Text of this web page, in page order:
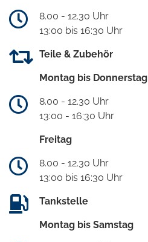
8.00 - 12.30 Uhr
13:00 bis 16:30 Uhr
Teile & Zubehör
Montag bis Donnerstag
8.00 - 12.30 Uhr
13:00 - 16:30 Uhr
Freitag
8.00 - 12.30 Uhr
13:00 bis 16:30 Uhr
Tankstelle
Montag bis Samstag